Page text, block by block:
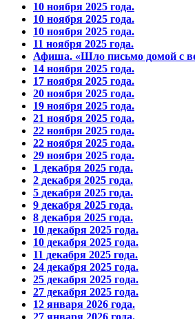
10 ноября 2025 года.
10 ноября 2025 года.
10 ноября 2025 года.
11 ноября 2025 года.
Афиша. «Шло письмо домой с
14 ноября 2025 года.
17 ноября 2025 года.
20 ноября 2025 года.
19 ноября 2025 года.
21 ноября 2025 года.
22 ноября 2025 года.
22 ноября 2025 года.
29 ноября 2025 года.
1 декабря 2025 года.
2 декабря 2025 года.
5 декабря 2025 года.
9 декабря 2025 года.
8 декабря 2025 года.
10 декабря 2025 года.
10 декабря 2025 года.
11 декабря 2025 года.
24 декабря 2025 года.
25 декабря 2025 года.
27 декабря 2025 года.
12 января 2026 года.
27 января 2026 года.